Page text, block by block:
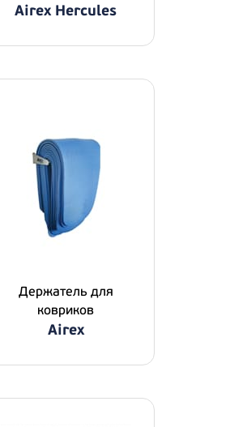
Airex Hercules
Держатель для
ковриков
Airex